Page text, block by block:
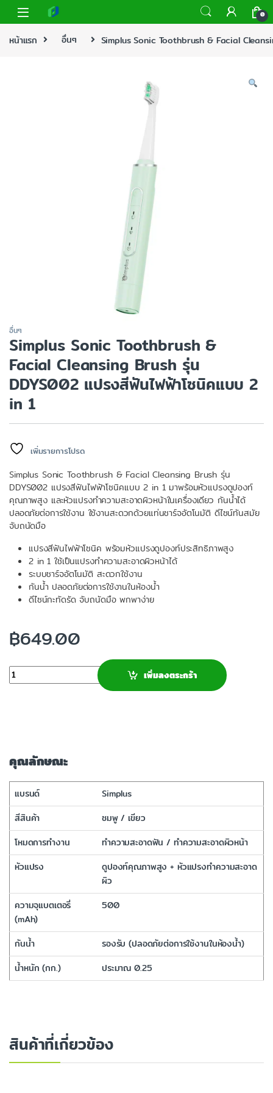
0
หน้าแรก อื่นๆ Simplus Sonic Toothbrush & Facial
อื่นๆ
Simplus Sonic Toothbrush &
Facial Cleansing Brush รุ่น
DDYS002 แปรงสีฟันไฟฟ้าโซนิคแบบ 2
in 1
เพิ่มรายการโปรด
Simplus Sonic Toothbrush & Facial Cleansing Brush รุ่น
DDYS002 แปรงสีฟันไฟฟ้าโซนิคแบบ 2 in 1 มาพร้อมหัวแปรงดูปองท์
คุณภาพสูง และหัวแปรงทำความสะอาดผิวหน้าในเครื่องเดียว กันน้ำได้
ปลอดภัยต่อการใช้งาน ใช้งานสะดวกด้วยแท่นชาร์จอัตโนมัติ ดีไซน์ทันสมัย
จับถนัดมือ
แปรงสีฟันไฟฟ้าโซนิค พร้อมหัวแปรงดูปองท์ประสิทธิภาพสูง
2 in 1 ใช้เป็นแปรงทำความสะอาดผิวหน้าได้
ระบบชาร์จอัตโนมัติ สะดวกใช้งาน
กันน้ำ ปลอดภัยต่อการใช้งานในห้องน้ำ
ดีไซน์กะทัดรัด จับถนัดมือ พกพาง่าย
฿649.00
จำนวน เพิ่มลงตระกร้า
สินค้าที่เกี่ยวข้อง
คุณลักษณะ
แบรนด์
Simplus
สีสินค้า
ชมพู / เขียว
โหมดการทำงาน
ทำความสะอาดฟัน / ทำความสะอาดผิวหน้า
หัวแปรง
ดูปองท์คุณภาพสูง + หัวแปรงทำความสะอาด
ผิว
ความจุแบตเตอรี่
(mAh)
500
กันน้ำ
รองรับ (ปลอดภัยต่อการใช้งานในห้องน้ำ)
น้ำหนัก (กก.)
ประมาณ 0.25